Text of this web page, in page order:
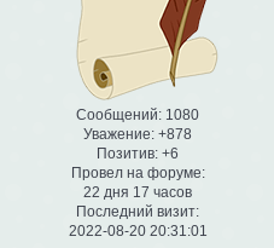
Сообщений: 1080
Уважение: +878
Позитив: +6
Провел на форуме:
22 дня 17 часов
Последний визит:
2022-08-20 20:31:01